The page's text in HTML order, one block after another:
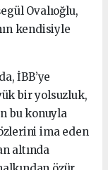
Ovalıoğlu,
kendisiyle
İBB’ye
bir yolsuzluk,
bu konuyla
ima eden
altında